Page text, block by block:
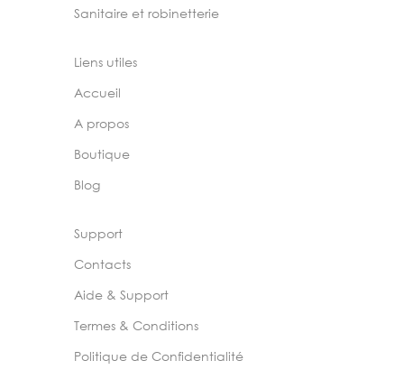
Sanitaire et robinetterie
Liens utiles
Accueil
A propos
Boutique
Blog
Support
Contacts
Aide & Support
Termes & Conditions
Politique de Confidentialité